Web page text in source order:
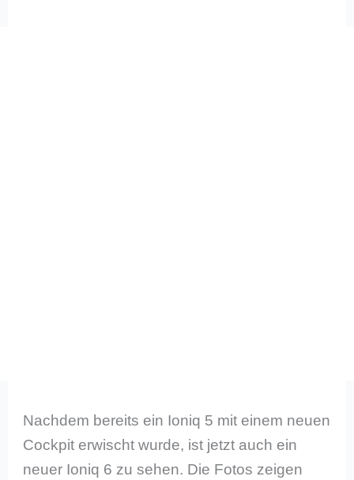
Nachdem bereits ein Ioniq 5 mit einem neuen
Cockpit erwischt wurde, ist jetzt auch ein
neuer Ioniq 6 zu sehen. Die Fotos zeigen